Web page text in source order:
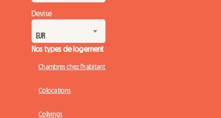
Devise
Nos types de logement
Chambres chez l'habitant
Colocations
Colivings